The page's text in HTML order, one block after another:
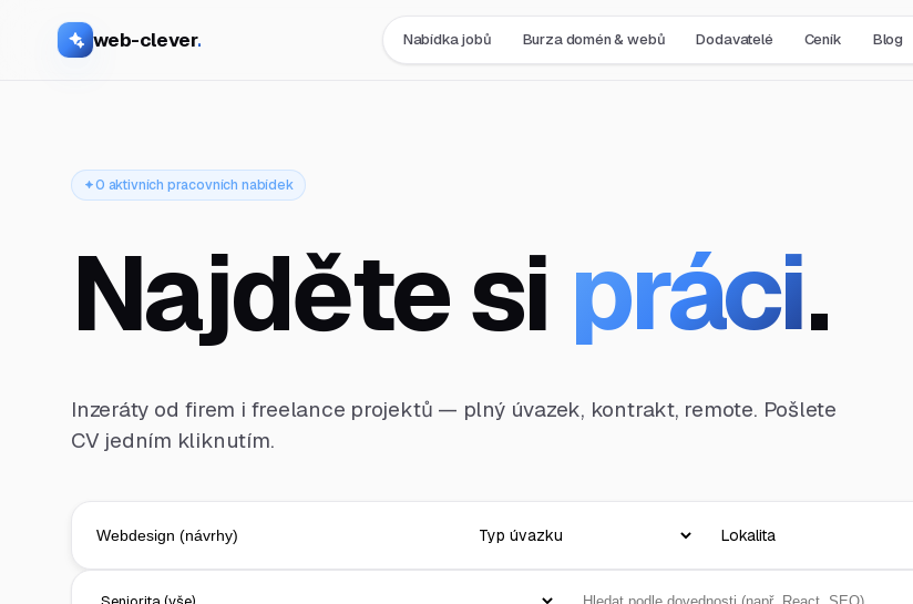
web-clever. Nabídka jobů Burza domén & webů Dodavatelé Ceník Blog
0 aktivních pracovních nabídek
Najděte si práci.
Inzeráty od firem i freelance projektů — plný úvazek, kontrakt, remote. Pošlete
CV jedním kliknutím.